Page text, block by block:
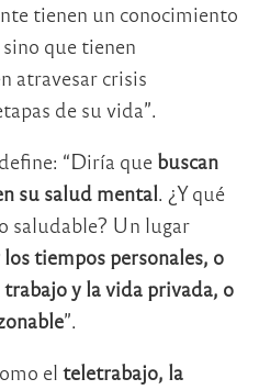
tienen un conocimiento
que tienen
atravesar crisis
de su vida”.
“Diría que buscan
su salud mental. ¿Y qué
saludable? Un lugar
tiempos personales, o
y la vida privada, o
”.
el teletrabajo, la